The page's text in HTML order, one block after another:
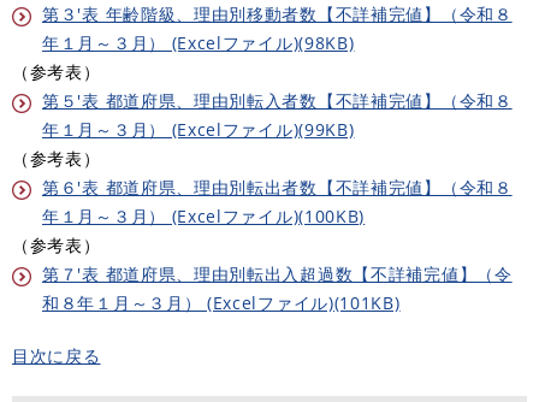
第３'表 年齢階級、理由別移動者数【不詳補完値】（令和８
年１月～３月） (Excelファイル)(98KB)
（参考表）
第５'表 都道府県、理由別転入者数【不詳補完値】（令和８
年１月～３月） (Excelファイル)(99KB)
（参考表）
第６'表 都道府県、理由別転出者数【不詳補完値】（令和８
年１月～３月） (Excelファイル)(100KB)
​（参考表）
第７'表 都道府県、理由別転出入超過数【不詳補完値】（令
和８年１月～３月） (Excelファイル)(101KB)
目次に戻る